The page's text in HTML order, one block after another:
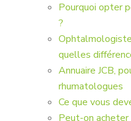
Pourquoi opter
?
quelles
Annuaire JCB,
rhumatologues
Ce que vous
Peut-on